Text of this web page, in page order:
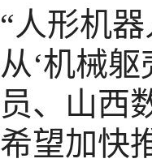
“人形机
从‘机械
员、山西
希望加快